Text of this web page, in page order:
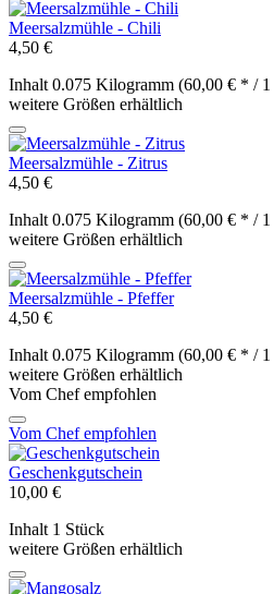
Meersalzmühle - Chili
4,50 €
Inhalt 0.075 Kilogramm (60,00 € * /
weitere Größen erhältlich
Meersalzmühle - Zitrus
4,50 €
Inhalt 0.075 Kilogramm (60,00 € * /
weitere Größen erhältlich
Meersalzmühle - Pfeffer
4,50 €
Inhalt 0.075 Kilogramm (60,00 € * /
weitere Größen erhältlich
Vom Chef empfohlen
Vom Chef empfohlen
Geschenkgutschein
10,00 €
Inhalt 1 Stück
weitere Größen erhältlich